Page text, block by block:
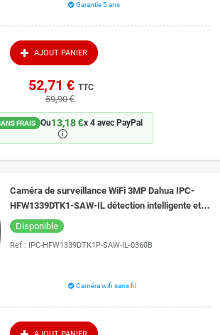
Garantie 5 ans
AJOUT PANIER
52,71 € TTC
59,90 €
FRAIS Ou13,18 €x 4 avec PayPal
🛈
Caméra de surveillance WiFi 3MP Dahua IPC-
HFW1339DTK1-SAW-IL détection intelligente et
vision couleur de nuit 30 mètres
Disponible
Ref : IPC-HFW1339DTK1P-SAW-IL-0360B
Caméra wifi sans fil